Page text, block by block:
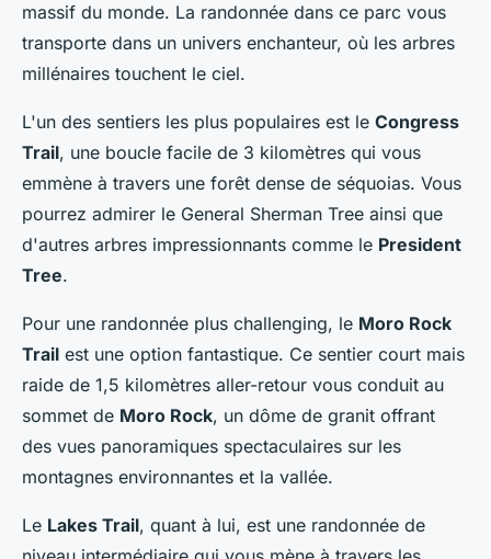
massif du monde. La randonnée dans ce parc vous
transporte dans un univers enchanteur, où les arbres
millénaires touchent le ciel.
L'un des sentiers les plus populaires est le Congress
Trail, une boucle facile de 3 kilomètres qui vous
emmène à travers une forêt dense de séquoias. Vous
pourrez admirer le General Sherman Tree ainsi que
d'autres arbres impressionnants comme le President
Tree.
Pour une randonnée plus challenging, le Moro Rock
Trail est une option fantastique. Ce sentier court mais
raide de 1,5 kilomètres aller-retour vous conduit au
sommet de Moro Rock, un dôme de granit offrant
des vues panoramiques spectaculaires sur les
montagnes environnantes et la vallée.
Le Lakes Trail, quant à lui, est une randonnée de